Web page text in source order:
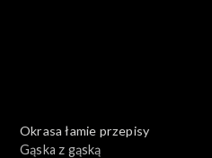
Okrasa łamie przepisy
Gąska z gąską